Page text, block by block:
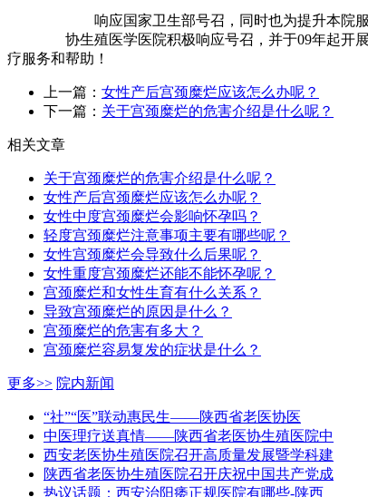
响应国家卫生部号召，同时也为提升本院服务水
协生殖医学医院积极响应号召，并于09年起开展网
疗服务和帮助！
上一篇： 女性产后宫颈糜烂应该怎么办呢？
下一篇： 关于宫颈糜烂的危害介绍是什么呢？
相关文章
关于宫颈糜烂的危害介绍是什么呢？
女性产后宫颈糜烂应该怎么办呢？
女性中度宫颈糜烂会影响怀孕吗？
轻度宫颈糜烂注意事项主要有哪些呢？
女性宫颈糜烂会导致什么后果呢？
女性重度宫颈糜烂还能不能怀孕呢？
宫颈糜烂和女性生育有什么关系？
导致宫颈糜烂的原因是什么？
宫颈糜烂的危害有多大？
宫颈糜烂容易复发的症状是什么？
更多>> 院内新闻
“社”“医”联动惠民生——陕西省老医协医
中医理疗送真情——陕西省老医协生殖医院中
西安老医协生殖医院召开高质量发展暨学科建
陕西省老医协生殖医院召开庆祝中国共产党成
热议话题：西安治阳痿正规医院有哪些-陕西